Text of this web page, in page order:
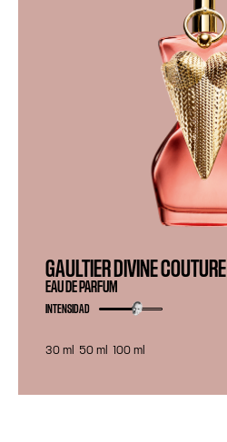
GAULTIER DIVINE COUTURE
EAU DE PARFUM
INTENSIDAD
30 ml 50 ml 100 ml